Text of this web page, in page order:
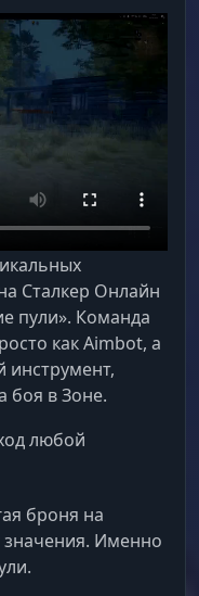
Сталкер Онлайн
пули». Команда
как Aimbot, а
инструмент,
боя в Зоне.
любой
броня на
Именно